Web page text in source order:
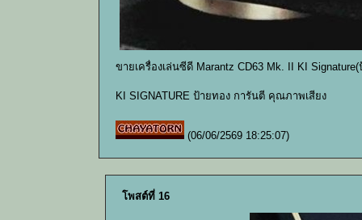
ขายเครื่องเล่นซีดี Marantz CD63 Mk. II KI
KI SIGNATURE ป้ายทอง การันตี คุณภาพเสียง
(06/06/2569 18:25:07)
โพสต์ที่ 16